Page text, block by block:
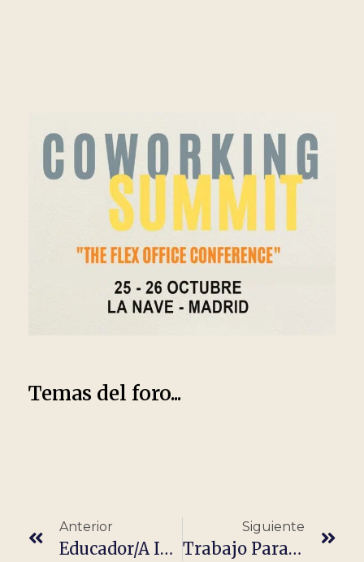
Temas del foro...
Anterior
Educador/a Infantil – Clases Particulares Primaria
Siguiente
Trabajo Para Estudiantes – Profesor/a Particular Sin Experiencia